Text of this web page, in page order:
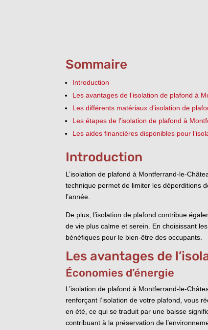
Sommaire
Introduction
Les avantages de l’isolation de plafond à
Les différents matériaux d’isolation de
Les étapes de l’isolation de plafond à
Les aides financières disponibles pour
Introduction
L’isolation de plafond à Montferrand-le-
technique permet de limiter les déperditions
l’année.
De plus, l’isolation de plafond contribue
de vie plus calme et serein. En choisissant
bénéfiques pour le bien-être des occupants.
Les avantages de
Économies d’énergie
L’isolation de plafond à Montferrand-le-
renforçant l’isolation de votre plafond, vous
en été, ce qui se traduit par une baisse
contribuant à la préservation de